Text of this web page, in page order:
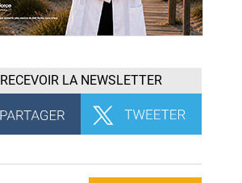
RECEVOIR LA NEWSLETTER